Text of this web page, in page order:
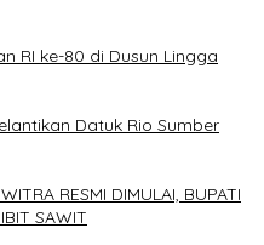
RI ke-80 di Dusun Lingga
Datuk Rio Sumber
RESMI DIMULAI, BUPATI
SAWIT